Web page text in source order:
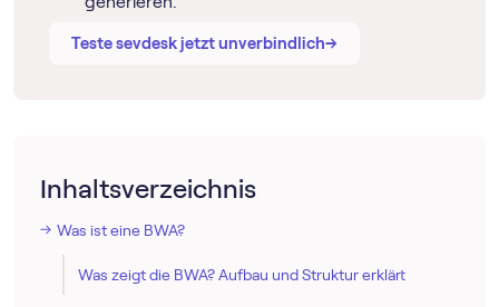
Teste sevdesk jetzt unverbindlich→
→
Inhaltsverzeichnis
Was ist eine BWA?
Was zeigt die BWA? Aufbau und Struktur erklärt